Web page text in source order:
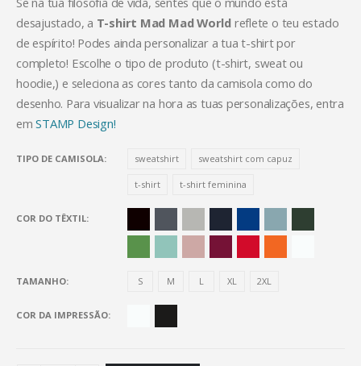
desajustado, a T-shirt Mad Mad World reflete o teu estado
de espírito! Podes ainda personalizar a tua t-shirt por
completo! Escolhe o tipo de produto (t-shirt, sweat ou
hoodie,) e seleciona as cores tanto da camisola como do
desenho. Para visualizar na hora as tuas personalizações, entra
emSTAMP Design!
TIPO DE CAMISOLA sweatshirt sweatshirt com capuz
t-shirt t-shirt feminina
COR DO TÊXTIL
TAMANHO S M L XL 2XL
COR DA IMPRESSÃO